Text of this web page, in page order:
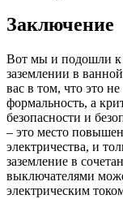
Заключение
Вот мы и подошли к
заземлении в
вас в том, что это
формальность, а
безопасности и
– это место
электричества, и
заземление в
выключателями
электрическим